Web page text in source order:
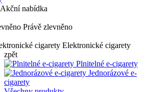
Akční nabídka
Právě zlevněno
Elektronické cigarety
zpět
Plnitelné e-cigarety
Jednorázové e-
cigarety